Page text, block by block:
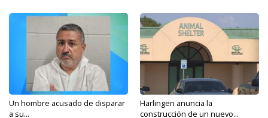
Un hombre acusado de disparar
a su...
Harlingen anuncia la
construcción de un nuevo...